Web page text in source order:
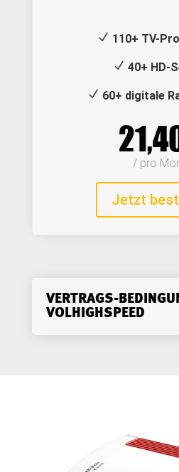
N 110+ TV-
N 40+ HD-
N 60+ digitale
/ pro
Jetzt
VERTRAGS-
VOLHIGHSPEED